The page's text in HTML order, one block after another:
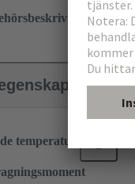
temperatur